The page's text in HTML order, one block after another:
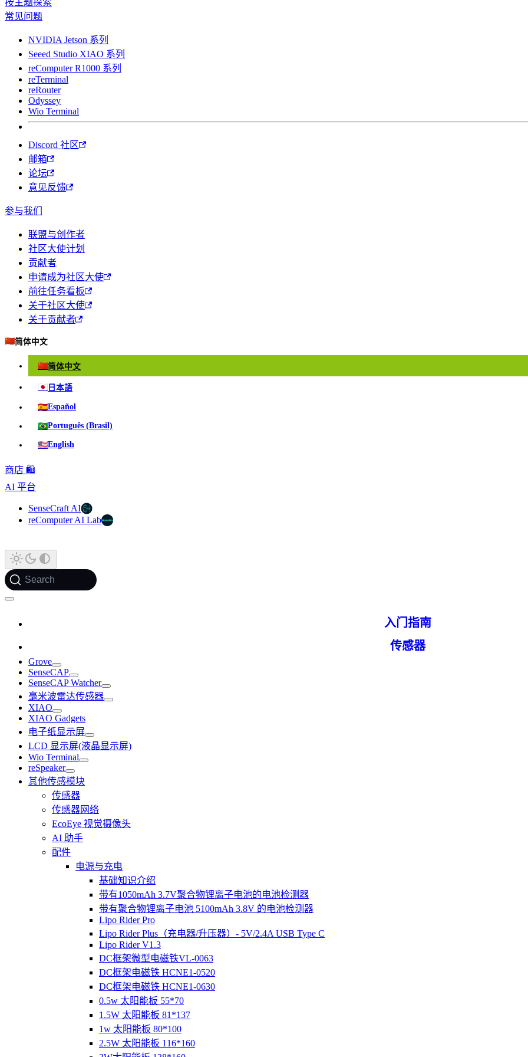
按主题探索
常见问题
NVIDIA Jetson 系列
Seeed Studio XIAO 系列
reComputer R1000 系列
reTerminal
reRouter
Odyssey
Wio Terminal
Discord 社区
邮箱
论坛
意见反馈
参与我们
联盟与创作者
社区大使计划
贡献者
申请成为社区大使
前往任务看板
关于社区大使
关于贡献者
🇨🇳简体中文
🇨🇳简体中文
🇯🇵 日本語
🇪🇸Español
🇧🇷Português (Brasil)
🇺🇸English
商店 🛍️
AI 平台
SenseCraft AI
reComputer AI Lab
Search
入门指南
传感器
Grove
SenseCAP
SenseCAP Watcher
毫米波雷达传感器
XIAO
XIAO Gadgets
电子纸显示屏
LCD 显示屏(液晶显示屏)
Wio Terminal
reSpeaker
其他传感模块
传感器
传感器网络
EcoEye 视觉摄像头
AI 助手
配件
电源与充电
基础知识介绍
带有1050mAh 3.7V聚合物锂离子电池的电池检测器
带有聚合物锂离子电池 5100mAh 3.8V 的电池检测器
Lipo Rider Pro
Lipo Rider Plus（充电器/升压器）- 5V/2.4A USB Type C
Lipo Rider V1.3
DC框架微型电磁铁VL-0063
DC框架电磁铁 HCNE1-0520
DC框架电磁铁 HCNE1-0630
0.5w 太阳能板 55*70
1.5W 太阳能板 81*137
1w 太阳能板 80*100
2.5W 太阳能板 116*160